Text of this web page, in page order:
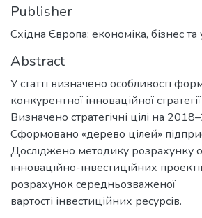
Publisher
Східна Європа: економіка, бізнес та
Abstract
У статті визначено особливості
конкурентної інноваційної
Визначено стратегічні цілі на
Сформовано «дерево цілей»
Досліджено методику розрахунку
інноваційно-інвестиційних
розрахунок середньозваженої
вартості інвестиційних ресурсів.